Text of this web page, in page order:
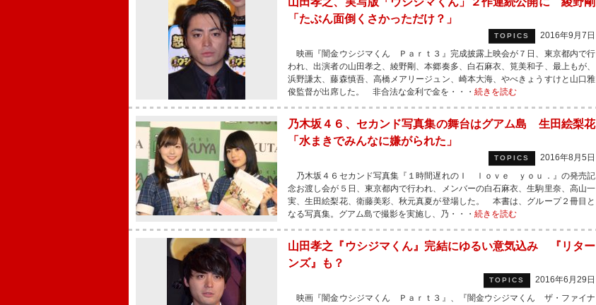
「たぶん面倒くさかっただけ？」
TOPICS
2016年9月7日
映画『闇金ウシジマくん Ｐａｒｔ３』完成披露上映会が７日、東京都内で行
われ、出演者の山田孝之、綾野剛、本郷奏多、白石麻衣、筧美和子、最上もが、
浜野謙太、藤森慎吾、高橋メアリージュン、崎本大海、やべきょうすけと山口雅
俊監督が出席した。 非合法な金利で金を・・・ 続きを読む
乃木坂４６、セカンド写真集の舞台はグアム島 生田絵梨花
「水まきでみんなに嫌がられた」
TOPICS
2016年8月5日
乃木坂４６セカンド写真集『１時間遅れのＩ ｌｏｖｅ ｙｏｕ．』の発売記
念お渡し会が５日、東京都内で行われ、メンバーの白石麻衣、生駒里奈、高山一
実、生田絵梨花、衛藤美彩、秋元真夏が登場した。 本書は、グループ２冊目と
なる写真集。グアム島で撮影を実施し、乃・・・ 続きを読む
山田孝之『ウシジマくん』完結にゆるい意気込み 『リター
ンズ』も？
TOPICS
2016年6月29日
映画『闇金ウシジマくん Ｐａｒｔ３』、『闇金ウシジマくん ザ・ファイナ